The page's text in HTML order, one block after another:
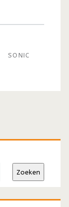
SONIC
Zoeken